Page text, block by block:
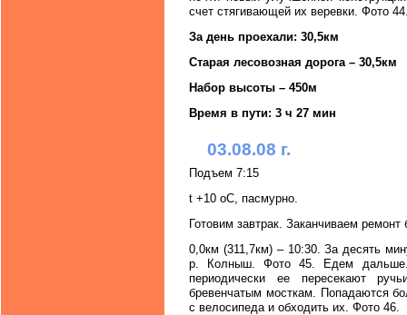
счет стягивающей их веревки. Фото
За день проехали: 30,5км
Старая лесовозная дорога – 30,5км
Набор высоты – 450м
Время в пути: 3 ч 27 мин
03.08.08 г.
Подъем 7:15
t +10 oC, пасмурно.
Готовим завтрак. Заканчиваем ремонт
0,0км (311,7км) – 10:30. За десять
р. Колныш. Фото 45. Едем дальше.
периодически ее пересекают
бревенчатым мосткам. Попадаются
с велосипеда и обходить их. Фото 46.